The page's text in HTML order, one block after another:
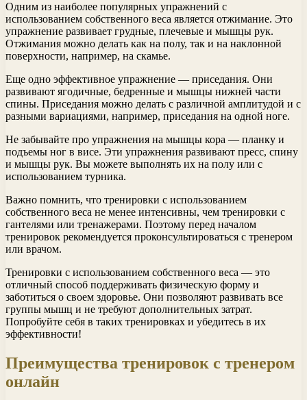
Одним из наиболее популярных упражнений с
использованием собственного веса является отжимание. Это
упражнение развивает грудные, плечевые и мышцы рук.
Отжимания можно делать как на полу, так и на наклонной
поверхности, например, на скамье.
Еще одно эффективное упражнение — приседания. Они
развивают ягодичные, бедренные и мышцы нижней части
спины. Приседания можно делать с различной амплитудой и с
разными вариациями, например, приседания на одной ноге.
Не забывайте про упражнения на мышцы кора — планку и
подъемы ног в висе. Эти упражнения развивают пресс, спину
и мышцы рук. Вы можете выполнять их на полу или с
использованием турника.
Важно помнить, что тренировки с использованием
собственного веса не менее интенсивны, чем тренировки с
гантелями или тренажерами. Поэтому перед началом
тренировок рекомендуется проконсультироваться с тренером
или врачом.
Тренировки с использованием собственного веса — это
отличный способ поддерживать физическую форму и
заботиться о своем здоровье. Они позволяют развивать все
группы мышц и не требуют дополнительных затрат.
Попробуйте себя в таких тренировках и убедитесь в их
эффективности!
Преимущества тренировок с тренером
онлайн